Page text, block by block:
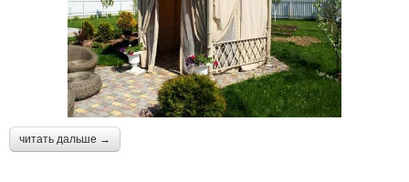
читать дальше →